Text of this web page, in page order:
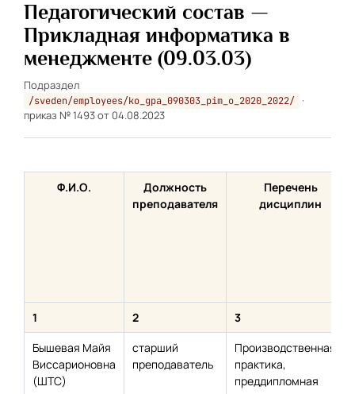
Педагогический состав —
Прикладная информатика в
менеджменте (09.03.03)
Подраздел
/sveden/employees/ko_gpa_090303_pim_o_2020_2022/
·
приказ № 1493 от 04.08.2023
Ф.И.О.
Должность
преподавателя
Перечень
дисциплин
1 2
3
Бышевая Майя
Виссарионовна
(ШТС)
старший
преподаватель
Производственная
практика,
преддипломная